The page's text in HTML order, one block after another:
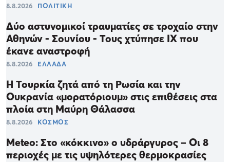
8.8.2026 ΠΟΛΙΤΙΚΗ
Δύο αστυνομικοί τραυματίες σε τροχαίο στην
Αθηνών - Σουνίου - Τους χτύπησε ΙΧ που
έκανε αναστροφή
8.8.2026 ΕΛΛΑΔΑ
Η Τουρκία ζητά από τη Ρωσία και την
Ουκρανία «μορατόριουμ» στις επιθέσεις στα
πλοία στη Μαύρη Θάλασσα
8.8.2026 ΚΟΣΜΟΣ
Meteo: Στο «κόκκινο» ο υδράργυρος – Οι 8
περιοχές με τις υψηλότερες θερμοκρασίες